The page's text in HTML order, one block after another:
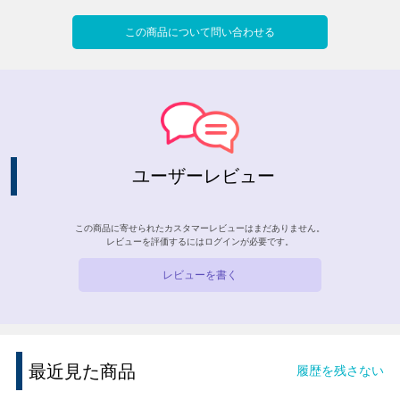
この商品について問い合わせる
ユーザーレビュー
この商品に寄せられたカスタマーレビューはまだありません。
レビューを評価するには ログインが必要です。
レビューを書く
最近見た商品 履歴を残さない